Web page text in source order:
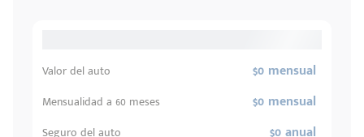
Valor del auto $0 mensual
Mensualidad a 60 meses $0 mensual
Seguro del auto